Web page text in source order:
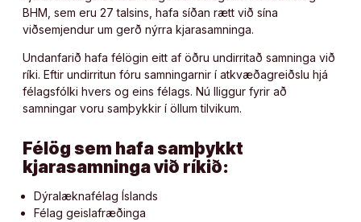
BHM, sem eru 27 talsins, hafa síðan rætt við sína
viðsemjendur um gerð nýrra kjarasamninga.
Undanfarið hafa félögin eitt af öðru undirritað samninga við
ríki. Eftir undirritun fóru samningarnir í atkvæðagreiðslu hjá
félagsfólki hvers og eins félags. Nú lliggur fyrir að
samningar voru samþykkir í öllum tilvikum.
Félög sem hafa samþykkt
kjarasamninga við ríkið:
Dýralæknafélag Íslands
Félag geislafræðinga